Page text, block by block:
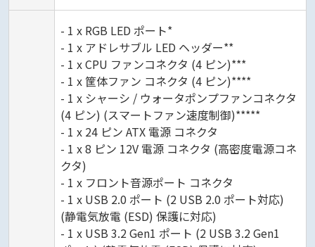
- 1 x RGB LED ポート*
- 1 x アドレサブル LED ヘッダー**
- 1 x CPU ファンコネクタ (4 ピン)***
- 1 x 筐体ファン コネクタ (4 ピン)****
- 1 x シャーシ / ウォータポンプファンコネクタ
(4 ピン) (スマートファン速度制御)*****
- 1 x 24 ピン ATX 電源 コネクタ
- 1 x 8 ピン 12V 電源 コネクタ (高密度電源コネ
クタ)
- 1 x フロント音源ポート コネクタ
- 1 x USB 2.0 ポート (2 USB 2.0 ポート対応)
(静電気放電 (ESD) 保護に対応)
- 1 x USB 3.2 Gen1 ポート (2 USB 3.2 Gen1